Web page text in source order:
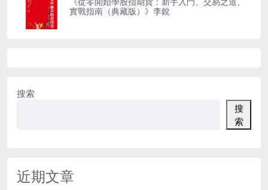
實戰指南（典藏版）》李銳
搜索
搜
索
近期文章